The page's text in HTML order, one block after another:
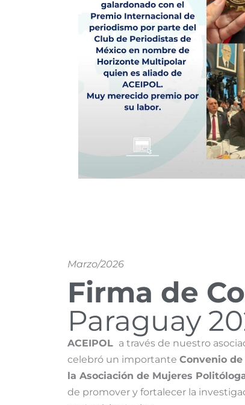
Marzo/2026
Firma de
Paraguay
ACEIPOL a través de nuestro
celebró un importante Convenio
la Asociación de Mujeres
de promover y fortalecer la